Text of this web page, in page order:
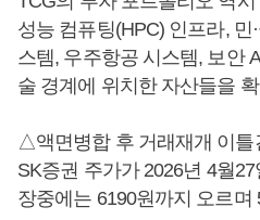
성능 컴퓨팅(HPC) 인프라, 민
스템, 우주항공 시스템, 보안
술 경계에 위치한 자산들을
△액면병합 후 거래재개 이틀
SK증권 주가가 2026년 4월
장중에는 6190원까지 오르